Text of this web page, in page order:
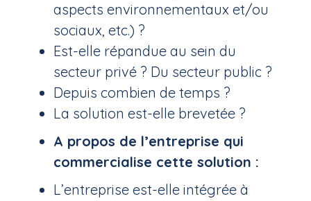
aspects environnementaux et/ou
sociaux, etc.) ?
Est-elle répandue au sein du
secteur privé ? Du secteur public ?
Depuis combien de temps ?
La solution est-elle brevetée ?
A propos de l’entreprise qui
commercialise cette solution :
L’entreprise est-elle intégrée à